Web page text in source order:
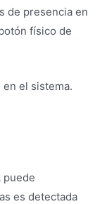
de presencia en
físico de
el sistema.
puede
es detectada